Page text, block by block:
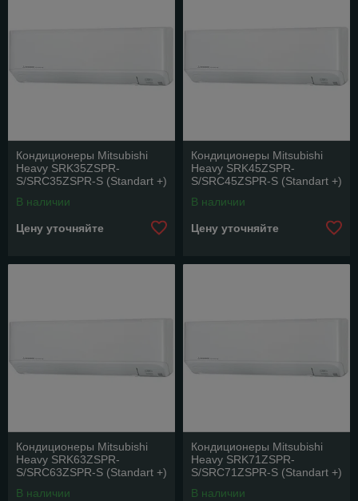
Кондиционеры Mitsubishi
Heavy SRK35ZSPR-
S/SRC35ZSPR-S (Standart +)
В наличии
Цену уточняйте
Кондиционеры Mitsubishi
Heavy SRK45ZSPR-
S/SRC45ZSPR-S (Standart +)
В наличии
Цену уточняйте
Кондиционеры Mitsubishi
Heavy SRK63ZSPR-
S/SRC63ZSPR-S (Standart +)
В наличии
Кондиционеры Mitsubishi
Heavy SRK71ZSPR-
S/SRC71ZSPR-S (Standart +)
В наличии